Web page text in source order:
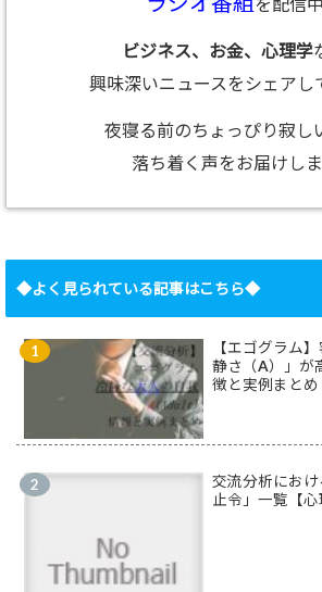
ビジネス、お金、心理学
興味深いニュースをシェアし
夜寝る前のちょっぴり寂し
落ち着く声をお届けしま
◆よく見られている記事はこちら◆
【エゴグラム
静さ（A）」が
徴と実例まとめ
交流分析にお
止令」一覧【心